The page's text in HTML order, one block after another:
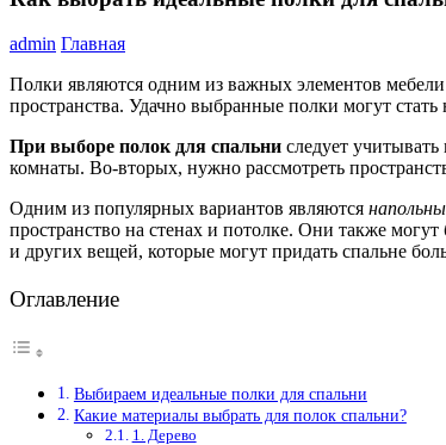
admin Главная
Полки являются одним из важных элементов
пространства. Удачно выбранные полки могут
При выборе полок для спальни следует
комнаты. Во-вторых, нужно рассмотреть
Одним из популярных вариантов являются
пространство на стенах и потолке. Они также
и других вещей, которые могут придать спальне
Оглавление
Выбираем идеальные полки для спальни
Какие материалы выбрать для полок спальни?
1. Дерево